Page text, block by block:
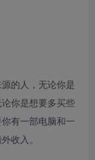
的人，无论你是
你是想要多买些
有一部电脑和一
收入。